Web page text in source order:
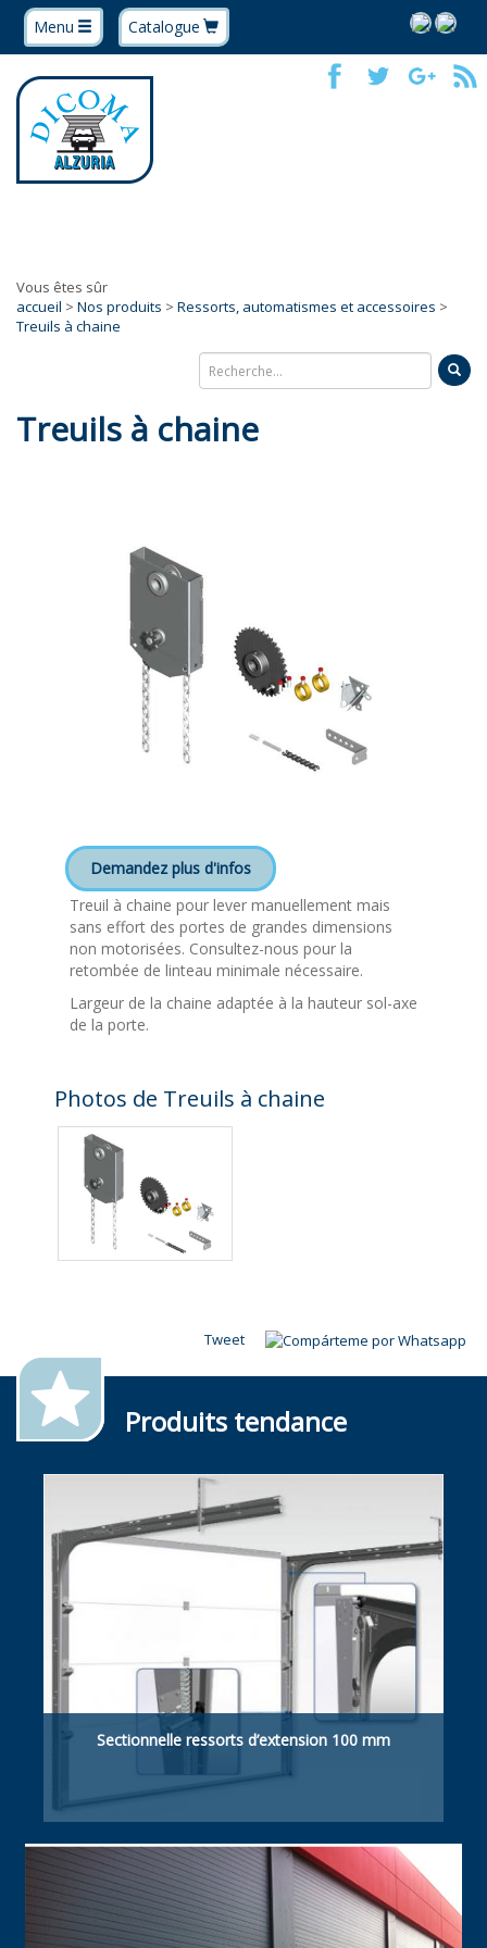
Menu Catalogue
Vous êtes sûr
accueil > Nos produits > Ressorts, automatismes et accessoires >
Treuils à chaine
Treuils à chaine
Demandez plus d'infos
Treuil à chaine pour lever manuellement mais
sans effort des portes de grandes dimensions
non motorisées. Consultez-nous pour la
retombée de linteau minimale nécessaire.
Largeur de la chaine adaptée à la hauteur sol-axe
de la porte.
Photos de Treuils à chaine
Tweet
Produits tendance
Sectionnelle ressorts d’extension 100 mm
Retombée de linteau suffisante 100 mm
manuelle / motorisée.